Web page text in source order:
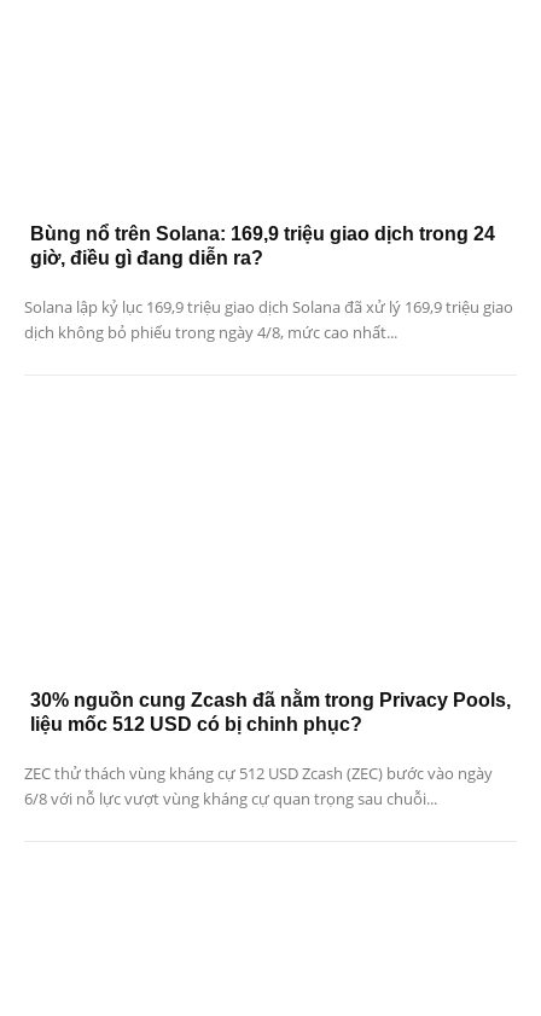
Bùng nổ trên Solana: 169,9 triệu giao dịch trong 24
giờ, điều gì đang diễn ra?
Solana lập kỷ lục 169,9 triệu giao dịch Solana đã xử lý 169,9 triệu giao
dịch không bỏ phiếu trong ngày 4/8, mức cao nhất...
30% nguồn cung Zcash đã nằm trong Privacy Pools,
liệu mốc 512 USD có bị chinh phục?
ZEC thử thách vùng kháng cự 512 USD Zcash (ZEC) bước vào ngày
6/8 với nỗ lực vượt vùng kháng cự quan trọng sau chuỗi...